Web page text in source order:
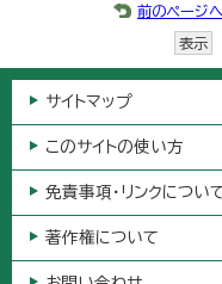
前のページ
表示
サイトマップ
このサイトの使い方
免責事項・リンクについ
著作権について